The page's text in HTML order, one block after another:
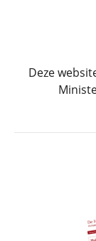
Deze